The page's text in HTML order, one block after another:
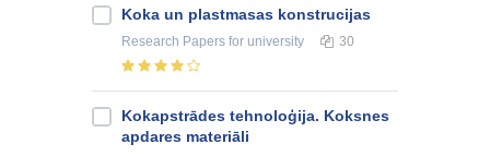
Koka un plastmasas konstrucijas
Research Papers for university 30
Kokapstrādes tehnoloģija. Koksnes
apdares materiāli